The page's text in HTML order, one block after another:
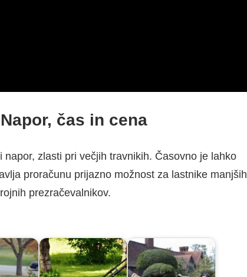
čas in cena
zlasti pri večjih travnikih. Časovno je lahko
proračunu prijazno možnost za lastnike manjših
prezračevalnikov.